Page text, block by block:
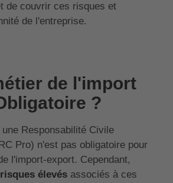
de couvrir ces risques et
de l'entreprise.
de l'import
?
Responsabilité Civile
Pro) n'est pas obligatoire pour
l'import-export. Cependant,
risques élevésassociés à ces